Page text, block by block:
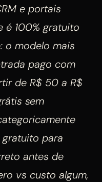
e portais
é 100% gratuito
o modelo mais
pago com
de R$ 50 a R$
sem
para
antes de
vs custo algum,